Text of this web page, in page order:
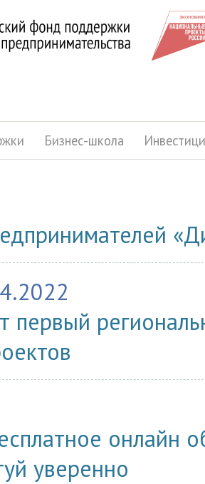
Бизнес-школа
первый
онлайн
уверенно